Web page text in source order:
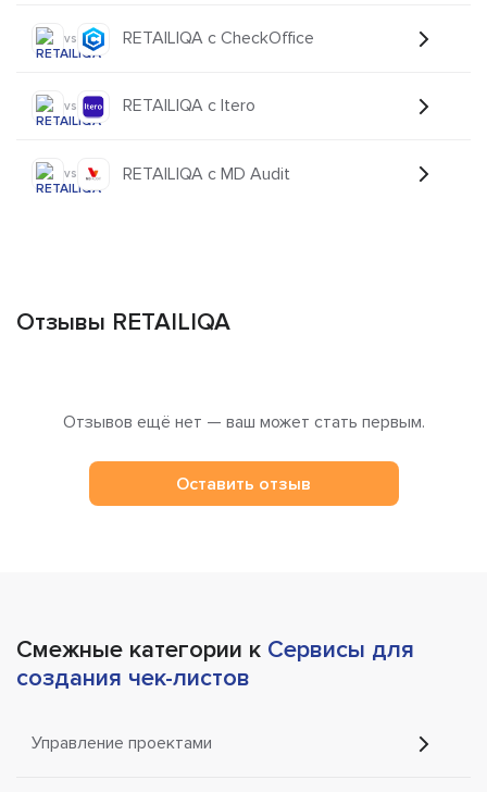
vs RETAILIQA с CheckOffice
vs RETAILIQA с Itero
vs RETAILIQA с MD Audit
Отзывы RETAILIQA
Отзывов ещё нет — ваш может стать первым.
Оставить отзыв
Смежные категории к Сервисы для
создания чек-листов
Управление проектами